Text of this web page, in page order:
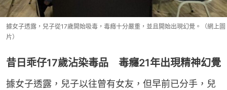
據女子透露，兒子從17歲開始吸毒，毒癮十分嚴重，並且開始出現幻覺。（網上圖
片）
昔日乖仔17歲沾染毒品 毒癮21年出現精神幻覺
據女子透露，兒子以往曾有女友，但早前已分手，兒